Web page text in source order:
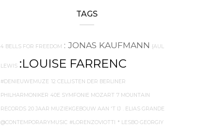
TAGS
4 BELLS FOR FREEDOM : JONAS KAUFMANN {AUL
LEWIS :LOUISE FARRENC
#DENIEUWEMUZE 12 CELLISTEN DER BERLINER
PHILHARMONIKER 40E SYMFONIE MOZART 7 MOUNTAIN
RECORDS 20 JAAR MUZIEKGEBOUW AAN 'T IJ . ELIAS GRANDE
@CONTEMPORARYMUSIC #LORENZOVIOTTI * LESBO GEORGIY